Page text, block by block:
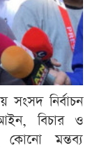
সংসদ নির্বাচন
আইন, বিচার ও
মন্তব্য